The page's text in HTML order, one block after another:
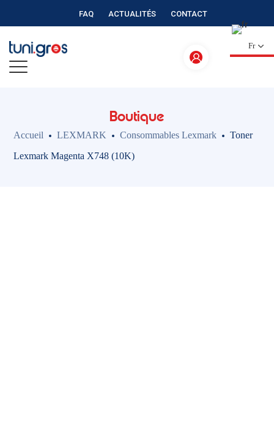
FAQ ACTUALITÉS CONTACT
Fr
Boutique
Accueil LEXMARK Consommables Lexmark
Toner
Lexmark Magenta X748 (10K)